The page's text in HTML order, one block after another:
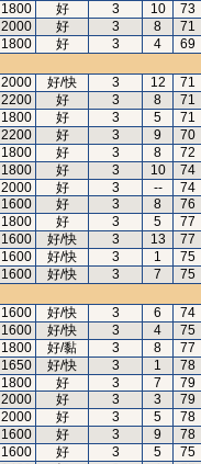
1800 好 3 10
73
2000 好 3 8
71
1800 好 3 4
69
2000 好/快 3 12
71
2200 好 3 8
71
1800 好 3 5
71
2200 好 3 9
70
1800 好 3 8
72
1800 好 3 10
74
2000 好 3 --
74
1600 好 3 8
76
1800 好 3 5
77
1600 好/快 3 13
77
1600 好/快 3 1
75
1600 好/快 3 7
75
1600 好/快 3 6
74
1600 好/快 3 4
75
1800 好/黏 3 8
77
1650 好/快 3 1
78
1800 好 3 7
79
2000 好 3 3
79
2000 好 3 5
78
1600 好 3 9
78
1600 好 3 5
75